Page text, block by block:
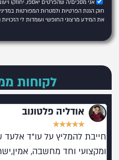
אני מסכים/ה שהפרטים יאספו, יחוזקו
חוק הגנת הפרטיות ולמטרות המפורטות
את המידע מרצוני החופשי ועומדות לי
לקוחות
אודליה פלטונוב
★
★
★
★
★
חייבת להמליץ על עו"ד אלעד
ומקצועי וחד מחשבה,